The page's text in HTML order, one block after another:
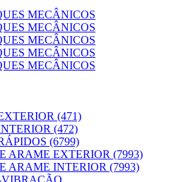
MECÂNICOS
MECÂNICOS
MECÂNICOS
MECÂNICOS
MECÂNICOS
(471)
(472)
(6799)
ARAME EXTERIOR (7993)
ARAME INTERIOR (7993)